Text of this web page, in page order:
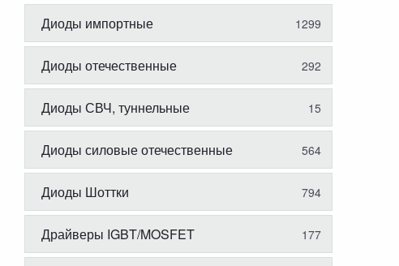
Диоды импортные 1299
Диоды отечественные 292
Диоды СВЧ, туннельные 15
Диоды силовые отечественные 564
Диоды Шоттки 794
Драйверы IGBT/MOSFET 177